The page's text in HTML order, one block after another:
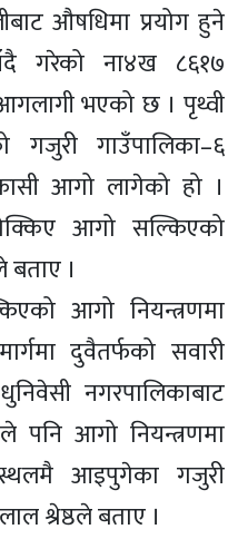
औषधिमा प्रयोग हुने
गरेको ना४ख ८६१७
भएको छ । पृथ्वी
गजुरी गाउँपालिका–६
आगो लागेको हो ।
आगो सल्किएको
।
आगो नियन्त्रणमा
दुवैतर्फको सवारी
नगरपालिकाबाट
आगो नियन्त्रणमा
आइपुगेका गजुरी
श्रेष्ठले बताए ।